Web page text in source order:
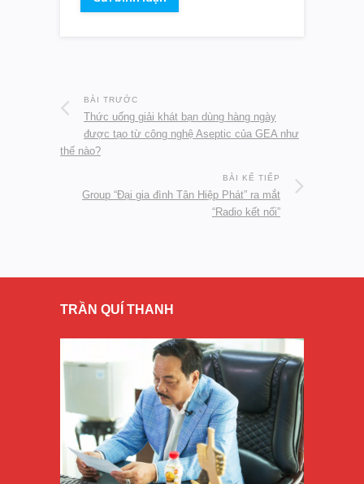
BÀI TRƯỚC
Thức uống giải khát bạn dùng hàng ngày
được tạo từ công nghệ Aseptic của GEA như
thế nào?
BÀI KẾ TIẾP
Group “Đại gia đình Tân Hiệp Phát” ra mắt
“Radio kết nối”
TRẦN QUÍ THANH